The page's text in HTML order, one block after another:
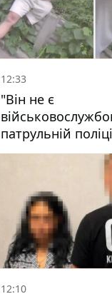
12:33
"Він не є
патрульній
відео конфлікту
без ноги на
12:10